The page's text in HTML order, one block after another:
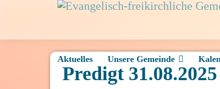
Aktuelles Unsere Gemeinde
Predigt